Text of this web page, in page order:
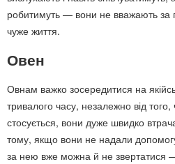
робитимуть — вони не вважають за
чуже життя.
Овен
Овнам важко зосередитися на
тривалого часу, незалежно від
стосується, вони дуже швидко
тому, якщо вони не надали
за нею вже можна й не звертатися